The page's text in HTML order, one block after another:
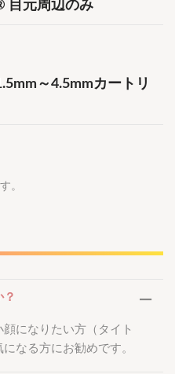
目元周辺のみ
～4.5mmカートリ
。
になりたい方（タイト
なる方にお勧めです。